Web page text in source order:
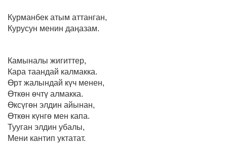
Курманбек атым аттанган,
Курусун менин даңазам.
Камыналы жигиттер,
Кара таандай калмакка.
Өрт жалындай күч менен,
Өткөн өчтү алмакка.
Өксүгөн элдин айынан,
Өткөн күнгө мен капа.
Тууган элдин убалы,
Мени кантип уктатат.